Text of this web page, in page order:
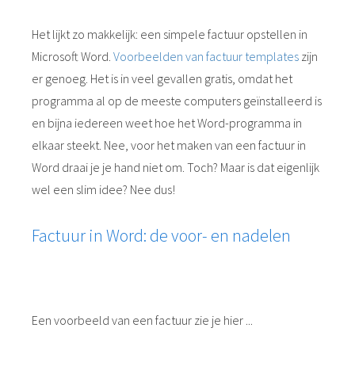
Het lijkt zo makkelijk: een simpele factuur opstellen in
Microsoft Word. Voorbeelden van factuur templates zijn
er genoeg. Het is in veel gevallen gratis, omdat het
programma al op de meeste computers geïnstalleerd is
en bijna iedereen weet hoe het Word-programma in
elkaar steekt. Nee, voor het maken van een factuur in
Word draai je je hand niet om. Toch? Maar is dat eigenlijk
wel een slim idee? Nee dus!
Factuur in Word: de voor- en nadelen
Een voorbeeld van een factuur zie je hier ...